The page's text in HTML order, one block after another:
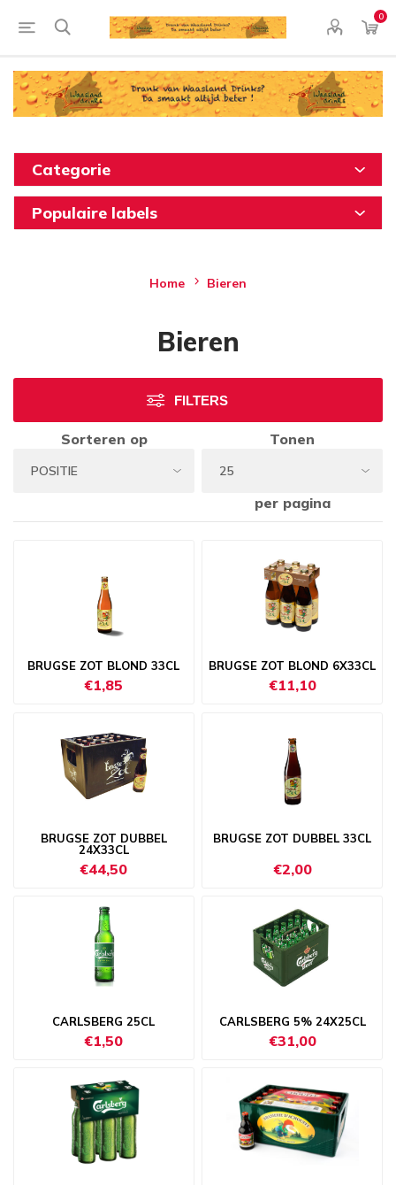
0
Categorie
Populaire labels
Home Bieren
Bieren
FILTERS
Sorteren op Tonen
per pagina
BRUGSE ZOT BLOND 33CL
€1,85
BRUGSE ZOT BLOND 6X33CL
€11,10
BRUGSE ZOT DUBBEL
24X33CL
€44,50
BRUGSE ZOT DUBBEL 33CL
€2,00
CARLSBERG 25CL
€1,50
CARLSBERG 5% 24X25CL
€31,00